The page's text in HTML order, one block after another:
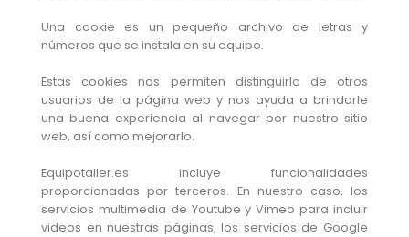
Una cookie es un pequeño archivo de letras y
números que se instala en su equipo.
Estas cookies nos permiten distinguirlo de otros
usuarios de la página web y nos ayuda a brindarle
una buena experiencia al navegar por nuestro sitio
web, así como mejorarlo.
Equipotaller.es incluye funcionalidades
proporcionadas por terceros. En nuestro caso, los
servicios multimedia de Youtube y Vimeo para incluir
videos en nuestras páginas, los servicios de Google